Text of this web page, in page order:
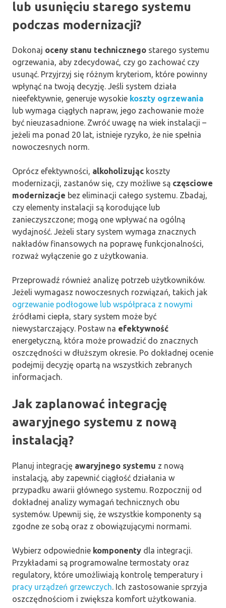
lub usunięciu starego systemu
podczas modernizacji?
Dokonaj oceny stanu technicznego starego systemu
ogrzewania, aby zdecydować, czy go zachować czy
usunąć. Przyjrzyj się różnym kryteriom, które powinny
wpłynąć na twoją decyzję. Jeśli system działa
nieefektywnie, generuje wysokie koszty ogrzewania
lub wymaga ciągłych napraw, jego zachowanie może
być nieuzasadnione. Zwróć uwagę na wiek instalacji –
jeżeli ma ponad 20 lat, istnieje ryzyko, że nie spełnia
nowoczesnych norm.
Oprócz efektywności, alkoholizując koszty
modernizacji, zastanów się, czy możliwe są częsciowe
modernizacje bez eliminacji całego systemu. Zbadaj,
czy elementy instalacji są korodujące lub
zanieczyszczone; mogą one wpływać na ogólną
wydajność. Jeżeli stary system wymaga znacznych
nakładów finansowych na poprawę funkcjonalności,
rozważ wyłączenie go z użytkowania.
Przeprowadź również analizę potrzeb użytkowników.
Jeżeli wymagasz nowoczesnych rozwiązań, takich jak
ogrzewanie podłogowe lub współpraca z nowymi
źródłami ciepła, stary system może być
niewystarczający. Postaw na efektywność
energetyczną, która może prowadzić do znacznych
oszczędności w dłuższym okresie. Po dokładnej ocenie
podejmij decyzję opartą na wszystkich zebranych
informacjach.
Jak zaplanować integrację
awaryjnego systemu z nową
instalacją?
Planuj integrację awaryjnego systemu z nową
instalacją, aby zapewnić ciągłość działania w
przypadku awarii głównego systemu. Rozpocznij od
dokładnej analizy wymagań technicznych obu
systemów. Upewnij się, że wszystkie komponenty są
zgodne ze sobą oraz z obowiązującymi normami.
Wybierz odpowiednie komponenty dla integracji.
Przykładami są programowalne termostaty oraz
regulatory, które umożliwiają kontrolę temperatury i
pracy urządzeń grzewczych. Ich zastosowanie sprzyja
oszczędnościom i zwiększa komfort użytkowania.